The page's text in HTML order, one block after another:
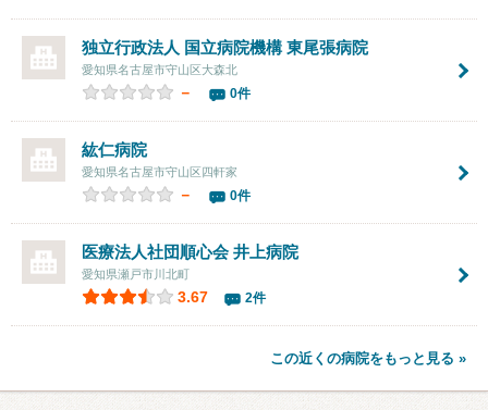
独立行政法人 国立病院機構東尾張病院
愛知県名古屋市守山区大森北
－ 0件
紘仁病院
愛知県名古屋市守山区四軒家
－ 0件
医療法人社団順心会井上病院
愛知県瀬戸市川北町
3.67 2件
この近くの病院をもっと見る »